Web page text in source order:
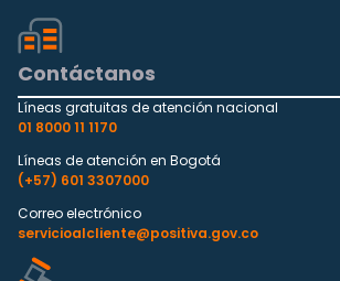
Contáctanos
Líneas gratuitas de atención nacional
01 8000 11 1170
Líneas de atención en Bogotá
(+57) 601 3307000
Correo electrónico
servicioalcliente@positiva.gov.co